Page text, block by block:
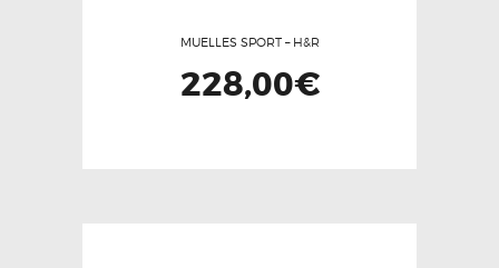
MUELLES SPORT – H&R
228,00€